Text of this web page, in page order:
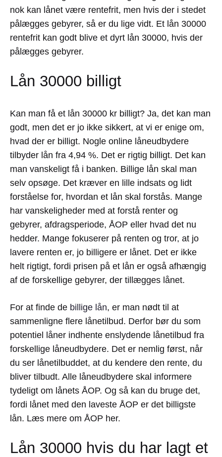
nok kan lånet være rentefrit, men hvis der i stedet
pålægges gebyrer, så er du lige vidt. Et lån 30000
rentefrit kan godt blive et dyrt lån 30000, hvis der
pålægges gebyrer.
Lån 30000 billigt
Kan man få et lån 30000 kr billigt? Ja, det kan man
godt, men det er jo ikke sikkert, at vi er enige om,
hvad der er billigt. Nogle online låneudbydere
tilbyder lån fra 4,94 %. Det er rigtig billigt. Det kan
man vanskeligt få i banken. Billige lån skal man
selv opsøge. Det kræver en lille indsats og lidt
forståelse for, hvordan et lån skal forstås. Mange
har vanskeligheder med at forstå renter og
gebyrer, afdragsperiode, ÅOP eller hvad det nu
hedder. Mange fokuserer på renten og tror, at jo
lavere renten er, jo billigere er lånet. Det er ikke
helt rigtigt, fordi prisen på et lån er også afhængig
af de forskellige gebyrer, der tillægges lånet.
For at finde de billige lån, er man nødt til at
sammenligne flere lånetilbud. Derfor bør du som
potentiel låner indhente enslydende lånetilbud fra
forskellige låneudbydere. Det er nemlig først, når
du ser lånetilbuddet, at du kendere den rente, du
bliver tilbudt. Alle låneudbydere skal informere
tydeligt om lånets ÅOP. Og så kan du bruge det,
fordi lånet med den laveste ÅOP er det billigste
lån. Læs mere om ÅOP her.
Lån 30000 hvis du har lagt et